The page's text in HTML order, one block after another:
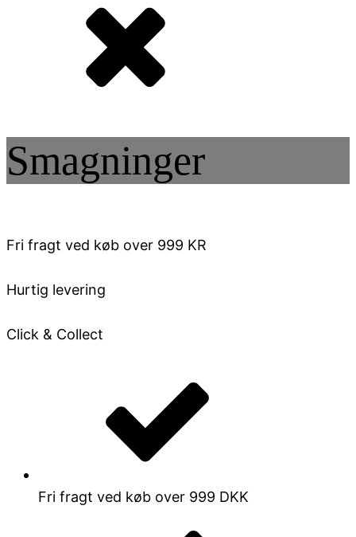
Smagninger
Fri fragt ved køb over 999 KR
Hurtig levering
Click & Collect
Fri fragt ved køb over 999 DKK